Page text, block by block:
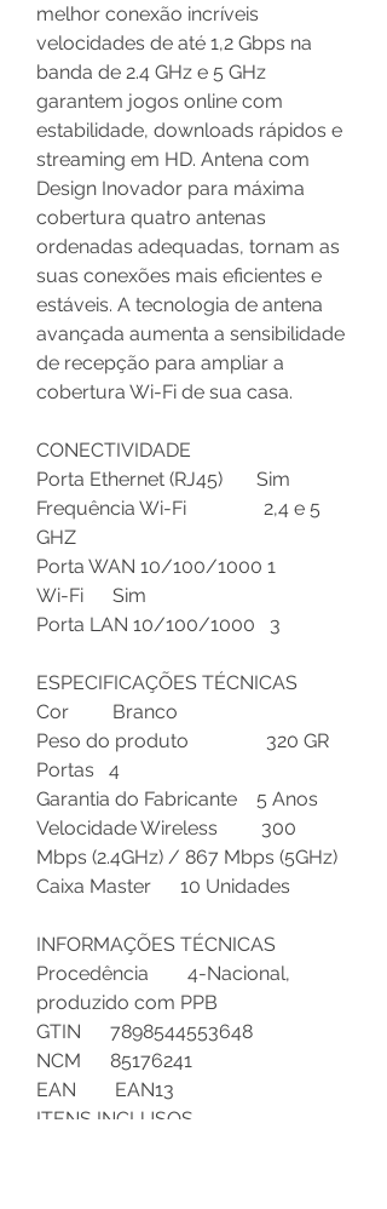
melhor conexão incríveis
velocidades de até 1,2 Gbps na
banda de 2.4 GHz e 5 GHz
garantem jogos online com
estabilidade, downloads rápidos e
streaming em HD. Antena com
Design Inovador para máxima
cobertura quatro antenas
ordenadas adequadas, tornam as
suas conexões mais eficientes e
estáveis. A tecnologia de antena
avançada aumenta a sensibilidade
de recepção para ampliar a
cobertura Wi-Fi de sua casa.
CONECTIVIDADE
Porta Ethernet (RJ45) Sim
Frequência Wi-Fi 2,4 e 5
GHZ
Porta WAN 10/100/1000 1
Wi-Fi Sim
Porta LAN 10/100/1000 3
ESPECIFICAÇÕES TÉCNICAS
Cor Branco
Peso do produto 320 GR
Portas 4
Garantia do Fabricante 5 Anos
Velocidade Wireless 300
Mbps (2.4GHz) / 867 Mbps (5GHz)
Caixa Master 10 Unidades
INFORMAÇÕES TÉCNICAS
Procedência 4-Nacional,
produzido com PPB
GTIN 7898544553648
NCM 85176241
EAN EAN13
ITENS INCLUSOS